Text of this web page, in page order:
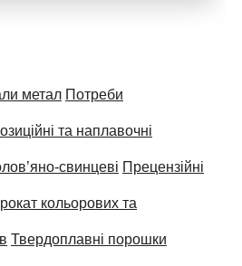
метал Потреби
та наплавочні
свинцеві Прецензійні
кольорових та
Твердоплавні порошки